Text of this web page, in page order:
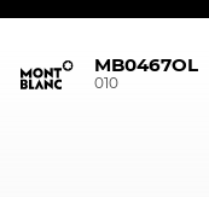
MB0467OL
010